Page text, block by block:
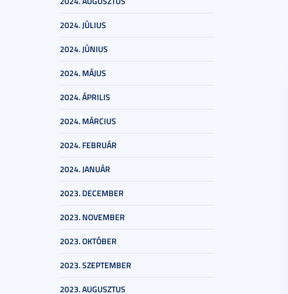
2024. JÚLIUS
2024. JÚNIUS
2024. MÁJUS
2024. ÁPRILIS
2024. MÁRCIUS
2024. FEBRUÁR
2024. JANUÁR
2023. DECEMBER
2023. NOVEMBER
2023. OKTÓBER
2023. SZEPTEMBER
2023. AUGUSZTUS